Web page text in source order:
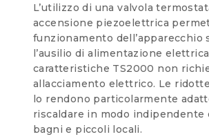
L’utilizzo di una valvola
accensione piezoelettrica
funzionamento dell’apparecchio
l’ausilio di alimentazione
caratteristiche TS2000 non
allacciamento elettrico. Le
lo rendono particolarmente
riscaldare in modo indipendente
bagni e piccoli locali.